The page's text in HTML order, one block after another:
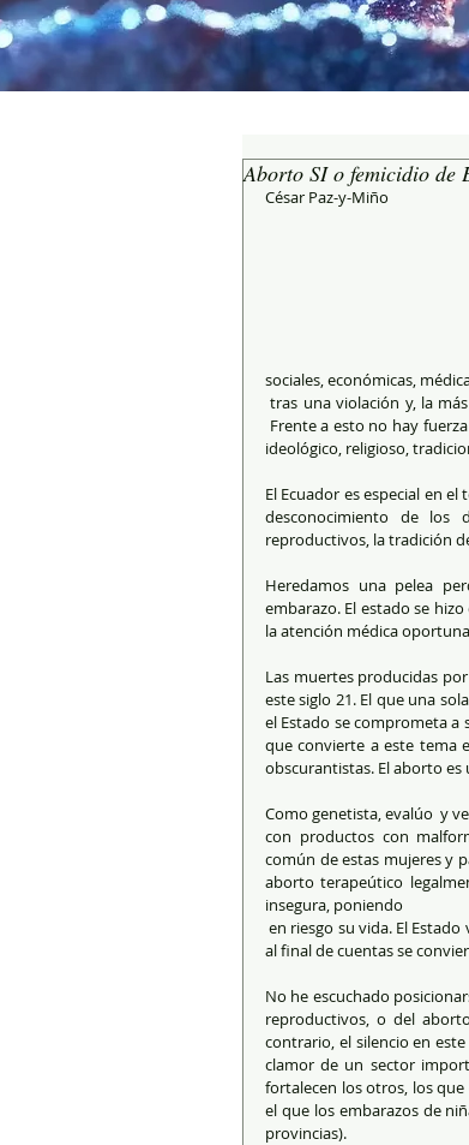
Aborto SI o femicidio de
César Paz-y-Miño
sociales, económicas,
tras una violación y, la más importante, porque la mujer decide no proseguir con un embarazo no deseado.
Frente a esto no hay
ideológico, religioso,
El Ecuador es especial en
desconocimiento de los
reproductivos, la tradición
Heredamos una pelea
embarazo. El estado se
la atención médica
Las muertes producidas
este siglo 21. El que una
el Estado se comprometa a
que convierte a este tema
obscurantistas. El aborto
Como genetista, evalúo  y
con productos con
común de estas mujeres y
aborto terapeútico
insegura, poniendo
en riesgo su vida. El Estado ve para otro lado, trata de esconder su apatía tras argumentos morales o de credo,
al final de cuentas se
No he escuchado
reproductivos, o del
contrario, el silencio en
clamor de un sector
fortalecen los otros, los
el que los embarazos de
provincias).